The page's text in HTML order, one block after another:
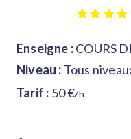
Enseigne :COURS
Niveau : Tous
Tarif : 50 €/h